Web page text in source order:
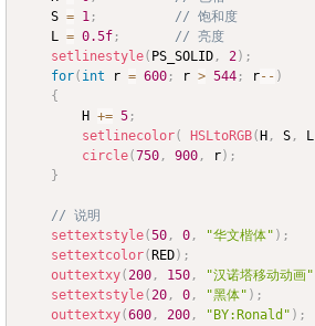
	S
= 1 ;
// 饱和度
	L
= 0.5f ;
// 亮度
setlinestyle( PS_SOLID , 2) ;
for( int r = 600 ; r > 544 ; r-- )
{
		H
+= 5 ;
setlinecolor( HSLtoRGB( H , S , L
circle(750 , 900 , r) ;
}
// 说明
settextstyle(50 , 0 , "华文楷体" ) ;
settextcolor( RED) ;
outtextxy(200 , 150 , "汉诺塔移动动画"
settextstyle(20 , 0 , "黑体" ) ;
outtextxy(600 , 200 , "BY:Ronald" ) ;